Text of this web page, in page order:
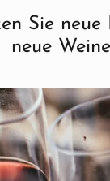
Sie
neue Weine